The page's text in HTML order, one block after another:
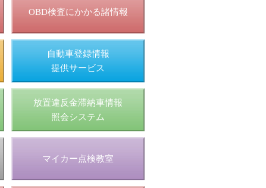
OBD検査にかかる諸情報
自動車登録情報
提供サービス
放置違反金滞納車情報
照会システム
マイカー点検教室